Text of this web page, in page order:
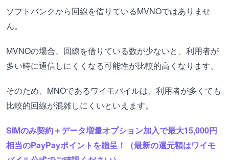
ソフトバンクから回線を借りているMVNOではありませ
ん。
MVNOの場合、回線を借りている数が少ないと、利用者が
多い時に通信しにくくなる可能性が比較的高くなります。
そのため、MNOであるワイモバイルは、利用者が多くても
比較的回線が混雑しにくいといえます。
SIMのみ契約＋データ増量オプション加入で最大15,000円
相当のPayPayポイントを贈呈！（最新の還元額はワイモ